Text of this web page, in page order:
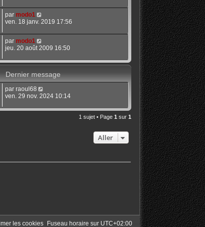
par modo1
ven. 18 janv. 2019 17:56
par modo1
jeu. 20 août 2009 16:50
Dernier message
par raoul68
ven. 29 nov. 2024 10:14
1 sujet • Page 1 sur 1
Aller
Fuseau horaire sur UTC+02:00
les cookies